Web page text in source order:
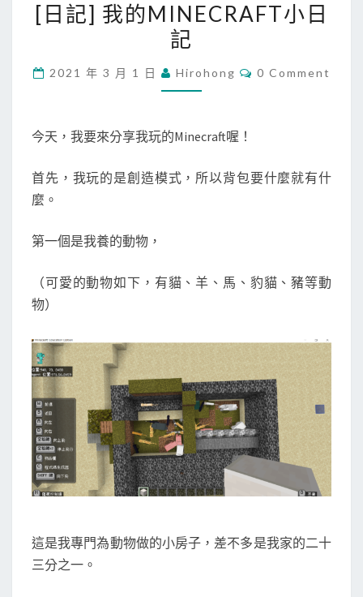
日
記
F
日
記
[日記] 我的MINECRAFT小日
記
2021 年 3 月 1 日 Hirohong
C
0 Comment
今天，我要來分享我玩的Minecraft喔！
首先，我玩的是創造模式，所以背包要什麼就有什
麼。
第一個是我養的動物，
（可愛的動物如下，有貓、羊、馬、豹貓、豬等動
物）
這是我專門為動物做的小房子，差不多是我家的二十
三分之一。